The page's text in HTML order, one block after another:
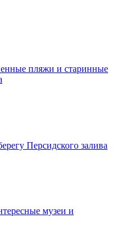
пляжи и старинные
Персидского залива
музеи и